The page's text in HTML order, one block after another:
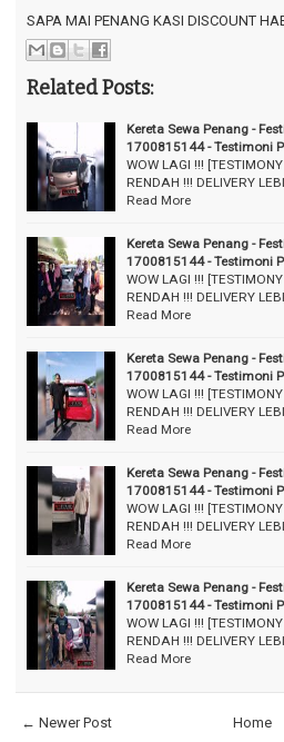
SAPA MAI PENANG KASI DISCOUNT
Related Posts:
Kereta Sewa Penang -
1700815144 - Testimoni
WOW LAGI !!!
RENDAH !!! DELIVERY
Read More
Kereta Sewa Penang -
1700815144 - Testimoni
WOW LAGI !!!
RENDAH !!! DELIVERY
Read More
Kereta Sewa Penang -
1700815144 - Testimoni
WOW LAGI !!!
RENDAH !!! DELIVERY
Read More
Kereta Sewa Penang -
1700815144 - Testimoni
WOW LAGI !!!
RENDAH !!! DELIVERY
Read More
Kereta Sewa Penang -
1700815144 - Testimoni
WOW LAGI !!!
RENDAH !!! DELIVERY
Read More
← Newer Post Home